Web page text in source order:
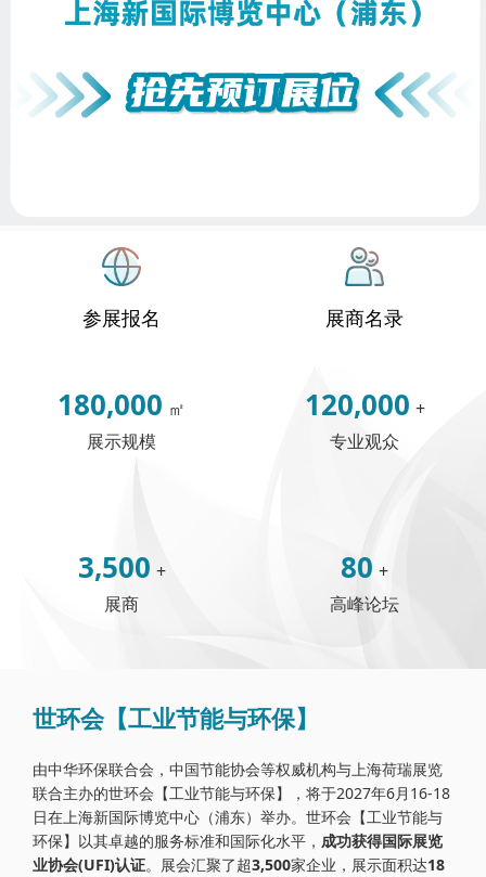
参展报名 展商名录
180,000 ㎡
展示规模
120,000 +
专业观众
3,500 +
展商
80 +
高峰论坛
世环会【工业节能与环保】
由中华环保联合会，中国节能协会等权威机构与上海荷瑞展览
联合主办的世环会【工业节能与环保】，将于2027年6月16-18
日在上海新国际博览中心（浦东）举办。世环会【工业节能与
环保】以其卓越的服务标准和国际化水平， 成功获得国际展览
业协会(UFI)认证。展会汇聚了超3,500家企业，展示面积达18